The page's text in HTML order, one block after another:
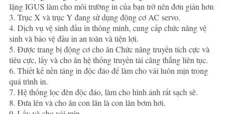
lặng IGUS làm cho môi trường in của bạn trở nên đơn giản hơn
3. Trục X và trục Y đang sử dụng động cơ AC servo.
4. Dịch vụ vệ sinh đầu in thông minh, cung cấp chức năng vệ
sinh và bảo vệ đầu in an toàn và tiện lợi.
5. Được trang bị động cơ cho ăn Chức năng truyền tích cực và
tiêu cực, lấy và cho ăn hệ thống truyền tải căng thẳng liên tục.
6. Thiết kế nền tảng in độc đáo để làm cho vải luôn mịn trong
quá trình in.
7. Hệ thống lọc đèn độc đáo, làm cho hình ảnh rất sạch sẽ.
8. Đưa lên và cho ăn con lăn là con lăn bơm hơi.